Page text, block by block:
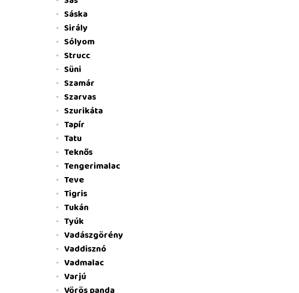
Sáska
Sirály
Sólyom
Strucc
Süni
Szamár
Szarvas
Szurikáta
Tapír
Tatu
Teknős
Tengerimalac
Teve
Tigris
Tukán
Tyúk
Vadászgörény
Vaddisznó
Vadmalac
Varjú